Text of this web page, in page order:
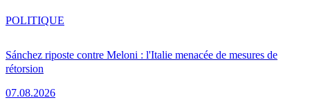
Sánchez riposte contre Meloni : l'Italie menacée de mesures de
rétorsion
07.08.2026
POLITIQUE